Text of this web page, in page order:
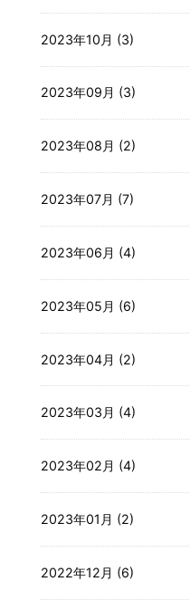
2023年10月 (3)
2023年09月 (3)
2023年08月 (2)
2023年07月 (7)
2023年06月 (4)
2023年05月 (6)
2023年04月 (2)
2023年03月 (4)
2023年02月 (4)
2023年01月 (2)
2022年12月 (6)